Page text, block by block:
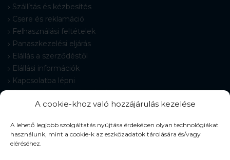
A cookie-khoz való hozzájárulás kezelése
A lehető legjobb szolgáltatás nyújtása érdekében olyan technológiákat
használunk, mint a cookie-k az eszközadatok tárolására és/vagy
eléréséhez.
Szállítás és kézbesítés
Csere és reklamáció
Felhasználási feltételek
Panaszkezelési eljárás
Elállás a szerződéstől
Elállási információk
Kapcsolatba lépni
Gyakran Ismételt Kérdések
Cookie-beállítások